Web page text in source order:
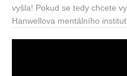
vyšla! Pokud se tedy chcete
Hanwellova mentálního